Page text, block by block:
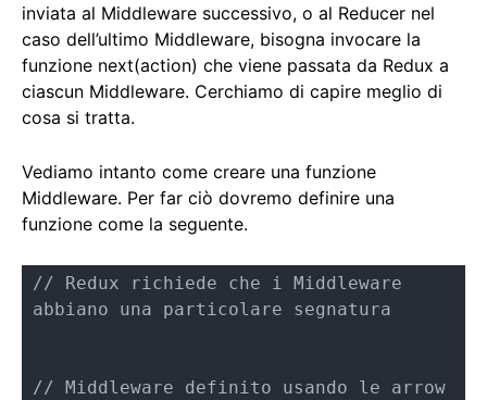
inviata al Middleware successivo, o al Reducer nel
caso dell’ultimo Middleware, bisogna invocare la
funzione next(action) che viene passata da Redux a
ciascun Middleware. Cerchiamo di capire meglio di
cosa si tratta.
Vediamo intanto come creare una funzione
Middleware. Per far ciò dovremo definire una
funzione come la seguente.
// Redux richiede che i Middleware
abbiano una particolare segnatura
// Middleware definito usando le arrow